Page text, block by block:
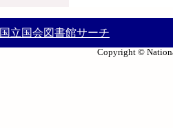
国立国会図書館サーチ
Copyright ©